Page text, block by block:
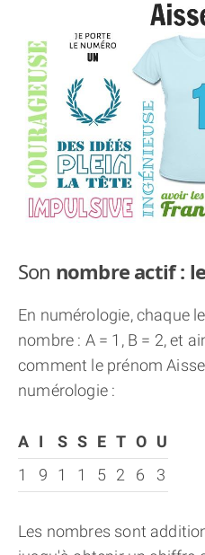
Son nombre actif :
En numérologie, chaque
nombre : A = 1, B = 2, et
comment le prénom
numérologie :
A I S S E T O U
1
9 1 1 5 2 6 3
Les nombres sont
THÈME «
APPRENDRE
EXPLORER LA
70.000
(À